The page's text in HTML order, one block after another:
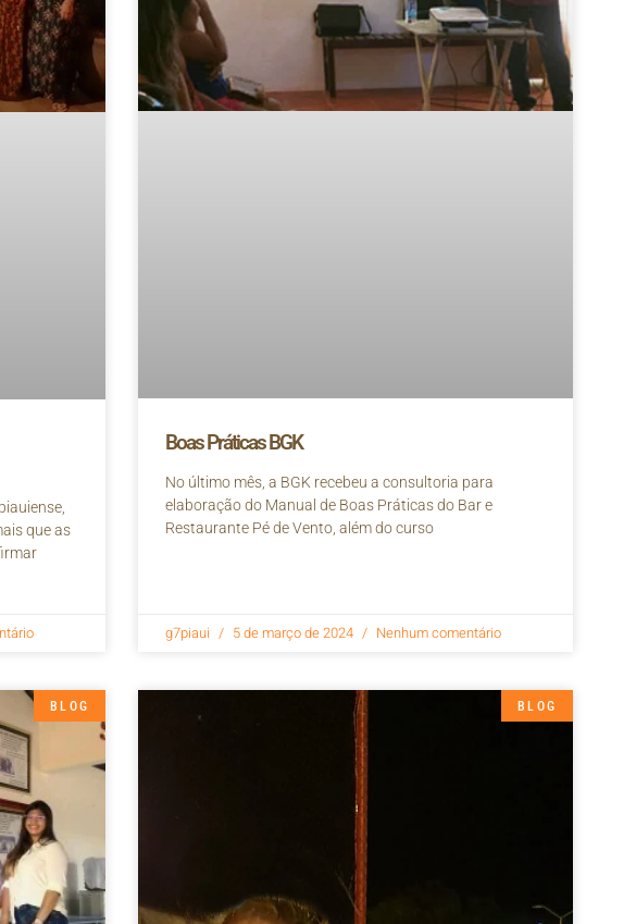
que as
Boas Práticas BGK
No último mês, a BGK recebeu a consultoria para
elaboração do Manual de Boas Práticas do Bar e
Restaurante Pé de Vento, além do curso
g7piaui 5 de março de 2024 Nenhum comentário
BLOG BLOG